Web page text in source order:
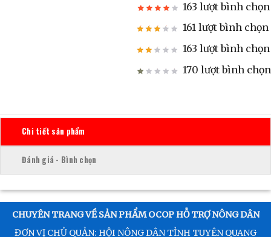
163 lượt bình chọn
161 lượt bình chọn
163 lượt bình chọn
170 lượt bình chọn
Chi tiết sản phẩm
Đánh giá - Bình chọn
CHUYÊN TRANG VỀ SẢN PHẨM OCOP HỖ TRỢ NÔNG DÂN
ĐƠN VỊ CHỦ QUẢN: HỘI NÔNG DÂN TỈNH TUYÊN QUANG